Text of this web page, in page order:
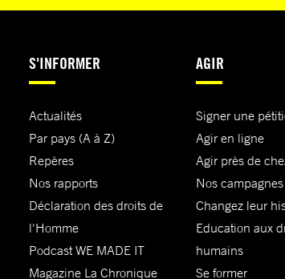
S'INFORMER
Actualités
Par pays (A à Z)
Repères
Nos rapports
Déclaration des droits de
l'Homme
Podcast WE MADE IT
Magazine La Chronique
AGIR
Signer une
Agir en ligne
Agir près de
Nos campagnes
Changez leur
Education aux
humains
Se former